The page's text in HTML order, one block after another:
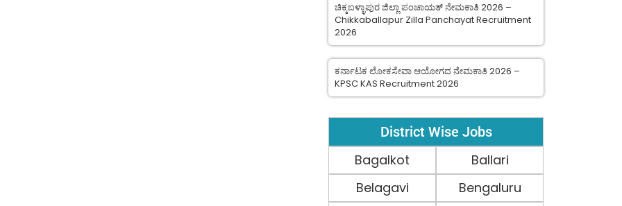
ಚಿಕ್ಕಬಳ್ಳಾಪುರ ಜಿಲ್ಲಾ ಪಂಚಾಯತ್ ನೇಮಕಾತಿ 2026 –
Chikkaballapur Zilla Panchayat Recruitment
2026
ಕರ್ನಾಟಕ ಲೋಕಸೇವಾ ಆಯೋಗದ ನೇಮಕಾತಿ 2026 –
KPSC KAS Recruitment 2026
District Wise Jobs
Bagalkot
Ballari
Belagavi
Bengaluru